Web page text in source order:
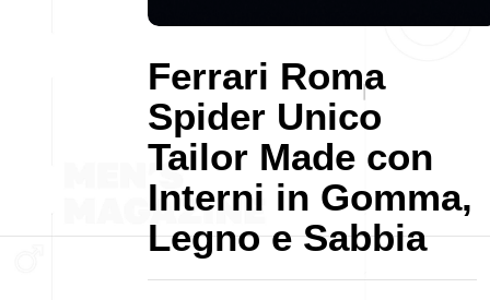
Ferrari Roma
Spider Unico
Tailor Made con
Interni in Gomma,
Legno e Sabbia